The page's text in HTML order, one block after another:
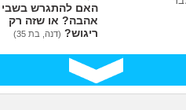
האם להתגרש בשביל
אהבה? או שזה רק
ריגוש? (דנה, בת 35)